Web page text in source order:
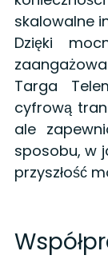
skalowalne
Dzięki
Targa
cyfrową
ale
sposobu, w
przyszłość